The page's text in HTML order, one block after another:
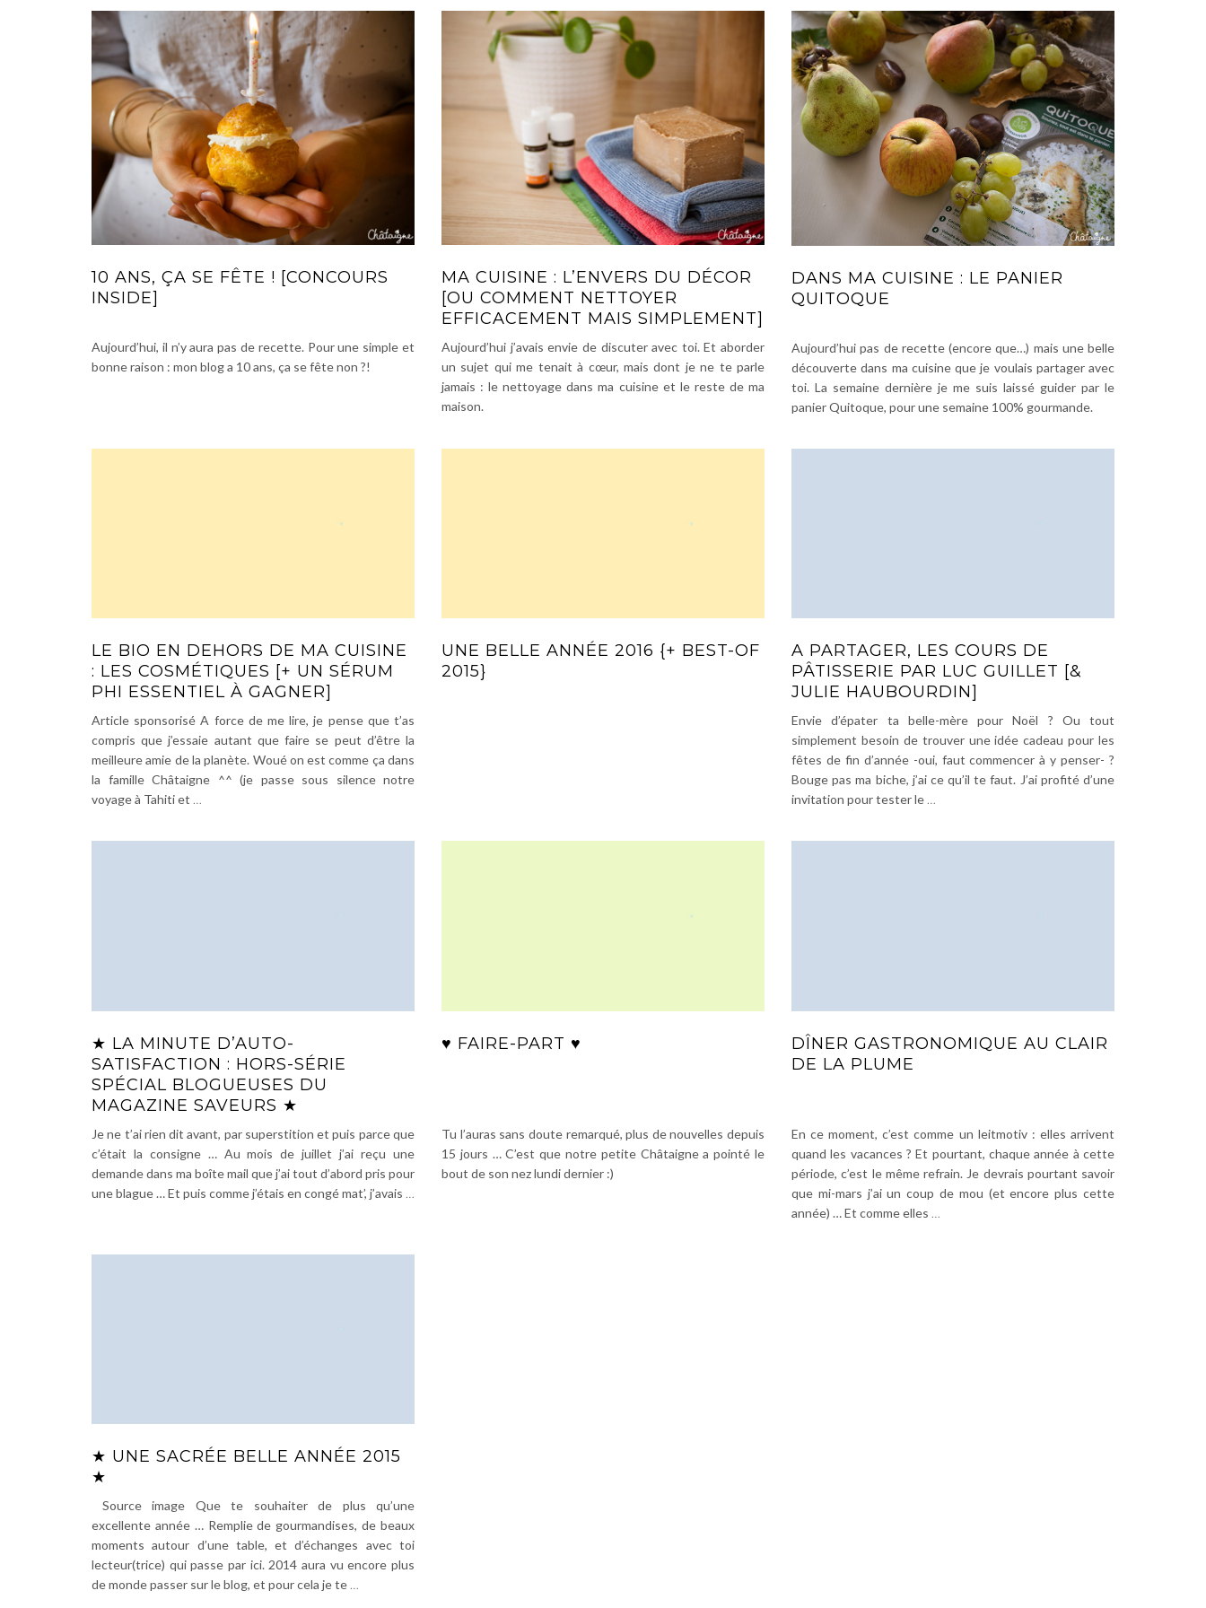
10 ANS, ÇA SE FÊTE ! [CONCOURS
INSIDE]
Aujourd’hui, il n’y aura pas de recette. Pour une simple et
bonne raison : mon blog a 10 ans, ça se fête non ?!
MA CUISINE : L’ENVERS DU DÉCOR
[OU COMMENT NETTOYER
EFFICACEMENT MAIS SIMPLEMENT]
Aujourd’hui j’avais envie de discuter avec toi. Et aborder
un sujet qui me tenait à cœur, mais dont je ne te parle
jamais : le nettoyage dans ma cuisine et le reste de ma
maison.
DANS MA CUISINE : LE PANIER
QUITOQUE
Aujourd’hui pas de recette (encore que…) mais une belle
découverte dans ma cuisine que je voulais partager avec
toi. La semaine dernière je me suis laissé guider par le
panier Quitoque, pour une semaine 100% gourmande.
LE BIO EN DEHORS DE MA CUISINE
: LES COSMÉTIQUES [+ UN SÉRUM
PHI ESSENTIEL À GAGNER]
Article sponsorisé A force de me lire, je pense que t’as
compris que j’essaie autant que faire se peut d’être la
meilleure amie de la planète. Woué on est comme ça dans
la famille Châtaigne ^^ (je passe sous silence notre
voyage à Tahiti et …
UNE BELLE ANNÉE 2016 {+ BEST-OF
2015}
A PARTAGER, LES COURS DE
PÂTISSERIE PAR LUC GUILLET [&
JULIE HAUBOURDIN]
Envie d’épater ta belle-mère pour Noël ? Ou tout
simplement besoin de trouver une idée cadeau pour les
fêtes de fin d’année -oui, faut commencer à y penser- ?
Bouge pas ma biche, j’ai ce qu’il te faut. J’ai profité d’une
invitation pour tester le…
★ LA MINUTE D’AUTO-
SATISFACTION : HORS-SÉRIE
SPÉCIAL BLOGUEUSES DU
MAGAZINE SAVEURS ★
Je ne t’ai rien dit avant, par superstition et puis parce que
c’était la consigne … Au mois de juillet j’ai reçu une
demande dans ma boîte mail que j’ai tout d’abord pris pour
une blague … Et puis comme j’étais en congé mat’, j’avais …
♥ FAIRE-PART ♥
Tu l’auras sans doute remarqué, plus de nouvelles depuis
15 jours … C’est que notre petite Châtaigne a pointé le
bout de son nez lundi dernier :)
DÎNER GASTRONOMIQUE AU CLAIR
DE LA PLUME
En ce moment, c’est comme un leitmotiv : elles arrivent
quand les vacances ? Et pourtant, chaque année à cette
période, c’est le même refrain. Je devrais pourtant savoir
que mi-mars j’ai un coup de mou (et encore plus cette
année) … Et comme elles …
★ UNE SACRÉE BELLE ANNÉE 2015
★
Source image Que te souhaiter de plus qu’une
excellente année … Remplie de gourmandises, de beaux
moments autour d’une table, et d’échanges avec toi
lecteur(trice) qui passe par ici. 2014 aura vu encore plus
de monde passer sur le blog, et pour cela je te …